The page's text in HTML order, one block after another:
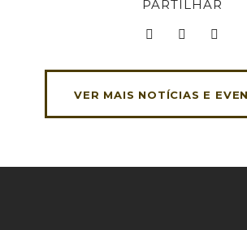
PARTILHAR
VER MAIS NOTÍCIAS E